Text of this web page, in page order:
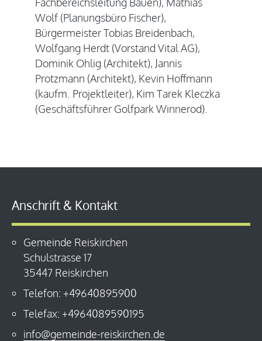
Wolf (Planungsbüro Fischer),
Bürgermeister Tobias Breidenbach,
Wolfgang Herdt (Vorstand Vital AG),
Dominik Ohlig (Architekt), Jannis
Protzmann (Architekt), Kevin Hoffmann
(kaufm. Projektleiter), Kim Tarek Kleczka
(Geschäftsführer Golfpark Winnerod).
Anschrift & Kontakt
Gemeinde Reiskirchen
Schulstrasse 17
35447 Reiskirchen
Telefon: +49640895900
Telefax: +4964089590195
info@gemeinde-reiskirchen.de